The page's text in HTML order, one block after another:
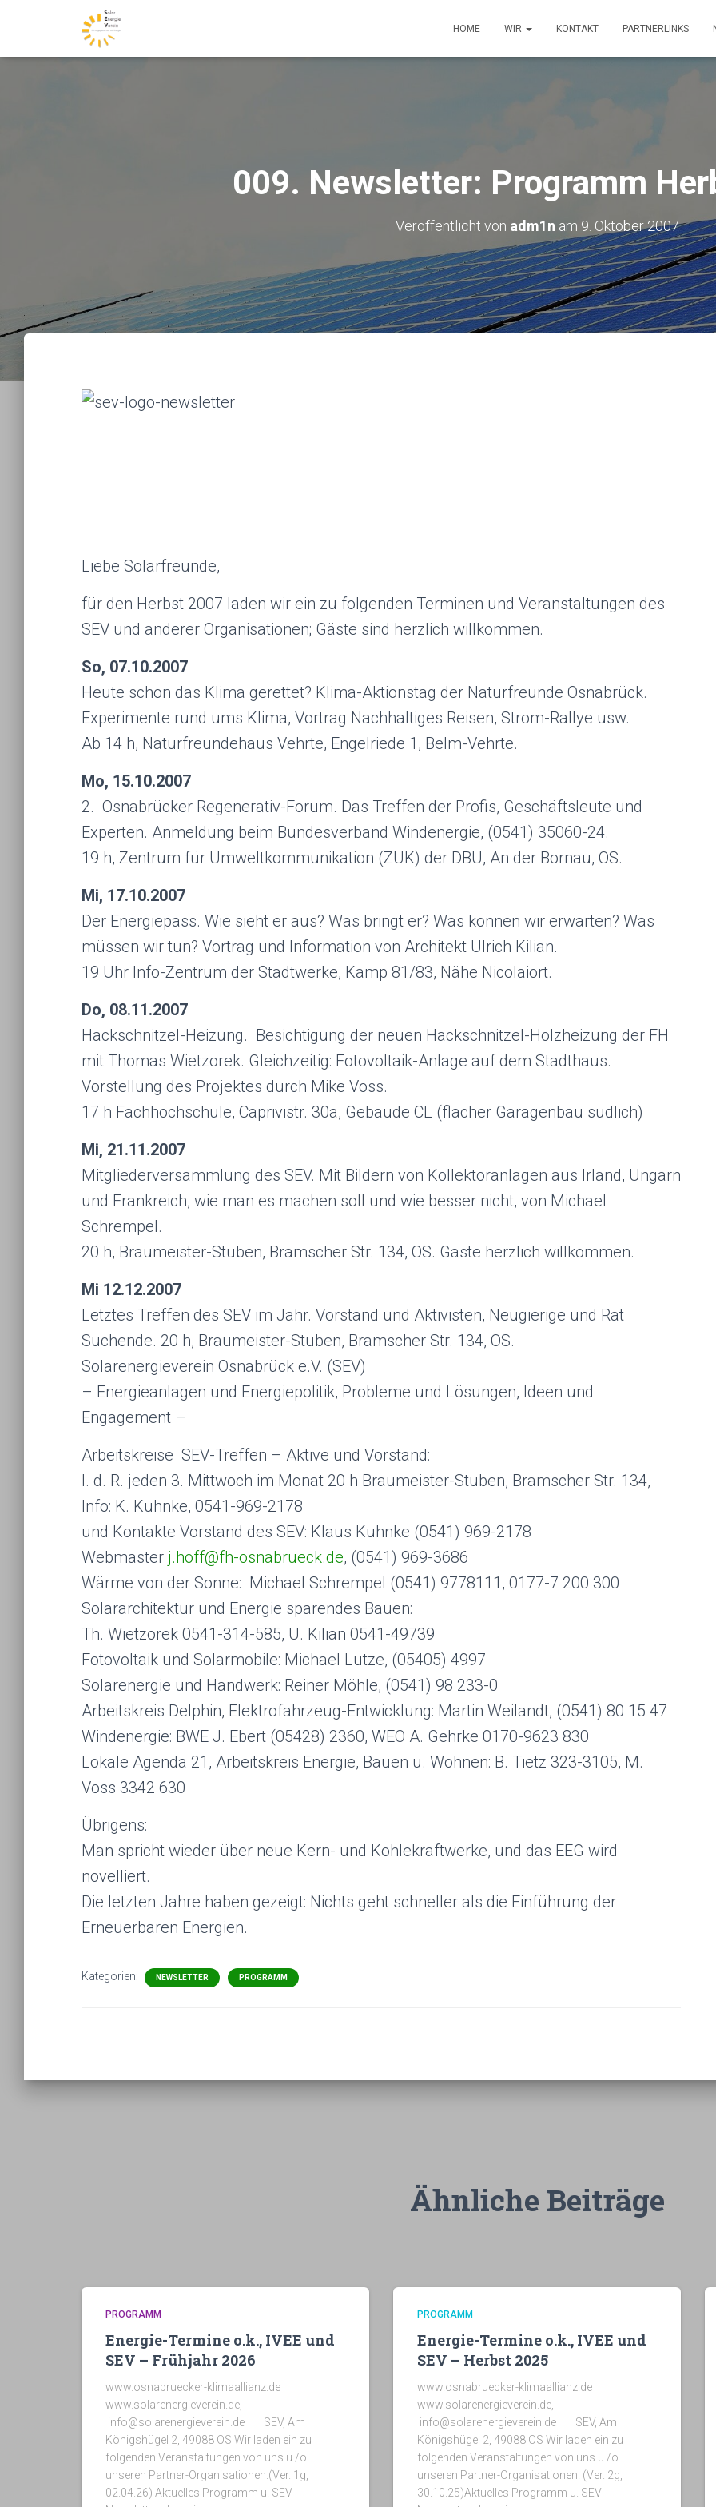
HOME WIR KONTAKT PARTNERLINKS
009. Newsletter: Programm
Veröffentlicht von adm1n am 9. Oktober 2007
Liebe Solarfreunde,
für den Herbst 2007 laden wir ein zu folgenden Terminen und Veranstaltungen des
SEV und anderer Organisationen; Gäste sind herzlich willkommen.
So, 07.10.2007
Heute schon das Klima gerettet? Klima-Aktionstag der Naturfreunde Osnabrück.
Experimente rund ums Klima, Vortrag Nachhaltiges Reisen, Strom-Rallye usw.
Ab 14 h, Naturfreundehaus Vehrte, Engelriede 1, Belm-Vehrte.
Mo, 15.10.2007
2. Osnabrücker Regenerativ-Forum. Das Treffen der Profis, Geschäftsleute und
Experten. Anmeldung beim Bundesverband Windenergie, (0541) 35060-24.
19 h, Zentrum für Umweltkommunikation (ZUK) der DBU, An der Bornau, OS.
Mi, 17.10.2007
Der Energiepass. Wie sieht er aus? Was bringt er? Was können wir erwarten? Was
müssen wir tun? Vortrag und Information von Architekt Ulrich Kilian.
19 Uhr Info-Zentrum der Stadtwerke, Kamp 81/83, Nähe Nicolaiort.
Do, 08.11.2007
Hackschnitzel-Heizung. Besichtigung der neuen Hackschnitzel-Holzheizung der FH
mit Thomas Wietzorek. Gleichzeitig: Fotovoltaik-Anlage auf dem Stadthaus.
Vorstellung des Projektes durch Mike Voss.
17 h Fachhochschule, Caprivistr. 30a, Gebäude CL (flacher Garagenbau südlich)
Mi, 21.11.2007
Mitgliederversammlung des SEV. Mit Bildern von Kollektoranlagen aus Irland, Ungarn
und Frankreich, wie man es machen soll und wie besser nicht, von Michael
Schrempel.
20 h, Braumeister-Stuben, Bramscher Str. 134, OS. Gäste herzlich willkommen.
Mi 12.12.2007
Letztes Treffen des SEV im Jahr. Vorstand und Aktivisten, Neugierige und Rat
Suchende. 20 h, Braumeister-Stuben, Bramscher Str. 134, OS.
Solarenergieverein Osnabrück e.V. (SEV)
– Energieanlagen und Energiepolitik, Probleme und Lösungen, Ideen und
Engagement –
Arbeitskreise SEV-Treffen – Aktive und Vorstand:
I. d. R. jeden 3. Mittwoch im Monat 20 h Braumeister-Stuben, Bramscher Str. 134,
Info: K. Kuhnke, 0541-969-2178
und Kontakte Vorstand des SEV: Klaus Kuhnke (0541) 969-2178
Webmaster j.hoff@fh-osnabrueck.de, (0541) 969-3686
Wärme von der Sonne: Michael Schrempel (0541) 9778111, 0177-7 200 300
Solararchitektur und Energie sparendes Bauen:
Th. Wietzorek 0541-314-585, U. Kilian 0541-49739
Fotovoltaik und Solarmobile: Michael Lutze, (05405) 4997
Solarenergie und Handwerk: Reiner Möhle, (0541) 98 233-0
Arbeitskreis Delphin, Elektrofahrzeug-Entwicklung: Martin Weilandt, (0541) 80 15 47
Windenergie: BWE J. Ebert (05428) 2360, WEO A. Gehrke 0170-9623 830
Lokale Agenda 21, Arbeitskreis Energie, Bauen u. Wohnen: B. Tietz 323-3105, M.
Voss 3342 630
Übrigens:
Man spricht wieder über neue Kern- und Kohlekraftwerke, und das EEG wird
novelliert.
Die letzten Jahre haben gezeigt: Nichts geht schneller als die Einführung der
Erneuerbaren Energien.
Kategorien: NEWSLETTER PROGRAMM
Ähnliche Beiträge
PROGRAMM
Energie-Termine o.k., IVEE und
SEV – Frühjahr 2026
www.osnabruecker-klimaallianz.de
www.solarenergieverein.de,
info@solarenergieverein.de SEV, Am
Königshügel 2, 49088 OS Wir laden ein zu
folgenden Veranstaltungen von uns u./o.
unseren Partner-Organisationen.(Ver. 1g,
02.04.26) Aktuelles Programm u. SEV-
PROGRAMM
Energie-Termine o.k., IVEE und
SEV – Herbst 2025
www.osnabruecker-klimaallianz.de
www.solarenergieverein.de,
info@solarenergieverein.de SEV, Am
Königshügel 2, 49088 OS Wir laden ein zu
folgenden Veranstaltungen von uns u./o.
unseren Partner-Organisationen. (Ver. 2g,
30.10.25)Aktuelles Programm u. SEV-